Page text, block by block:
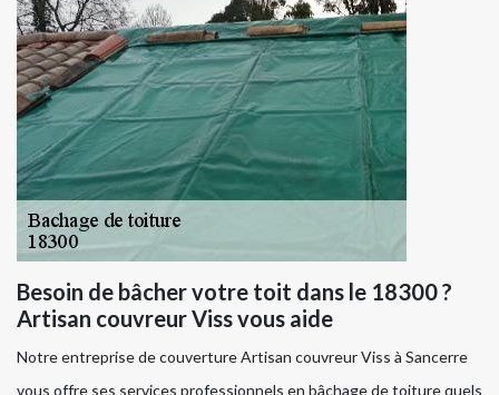
Besoin de bâcher votre toit dans le 18300 ?
Artisan couvreur Viss vous aide
Notre entreprise de couverture Artisan couvreur Viss à Sancerre
vous offre ses services professionnels en bâchage de toiture quels